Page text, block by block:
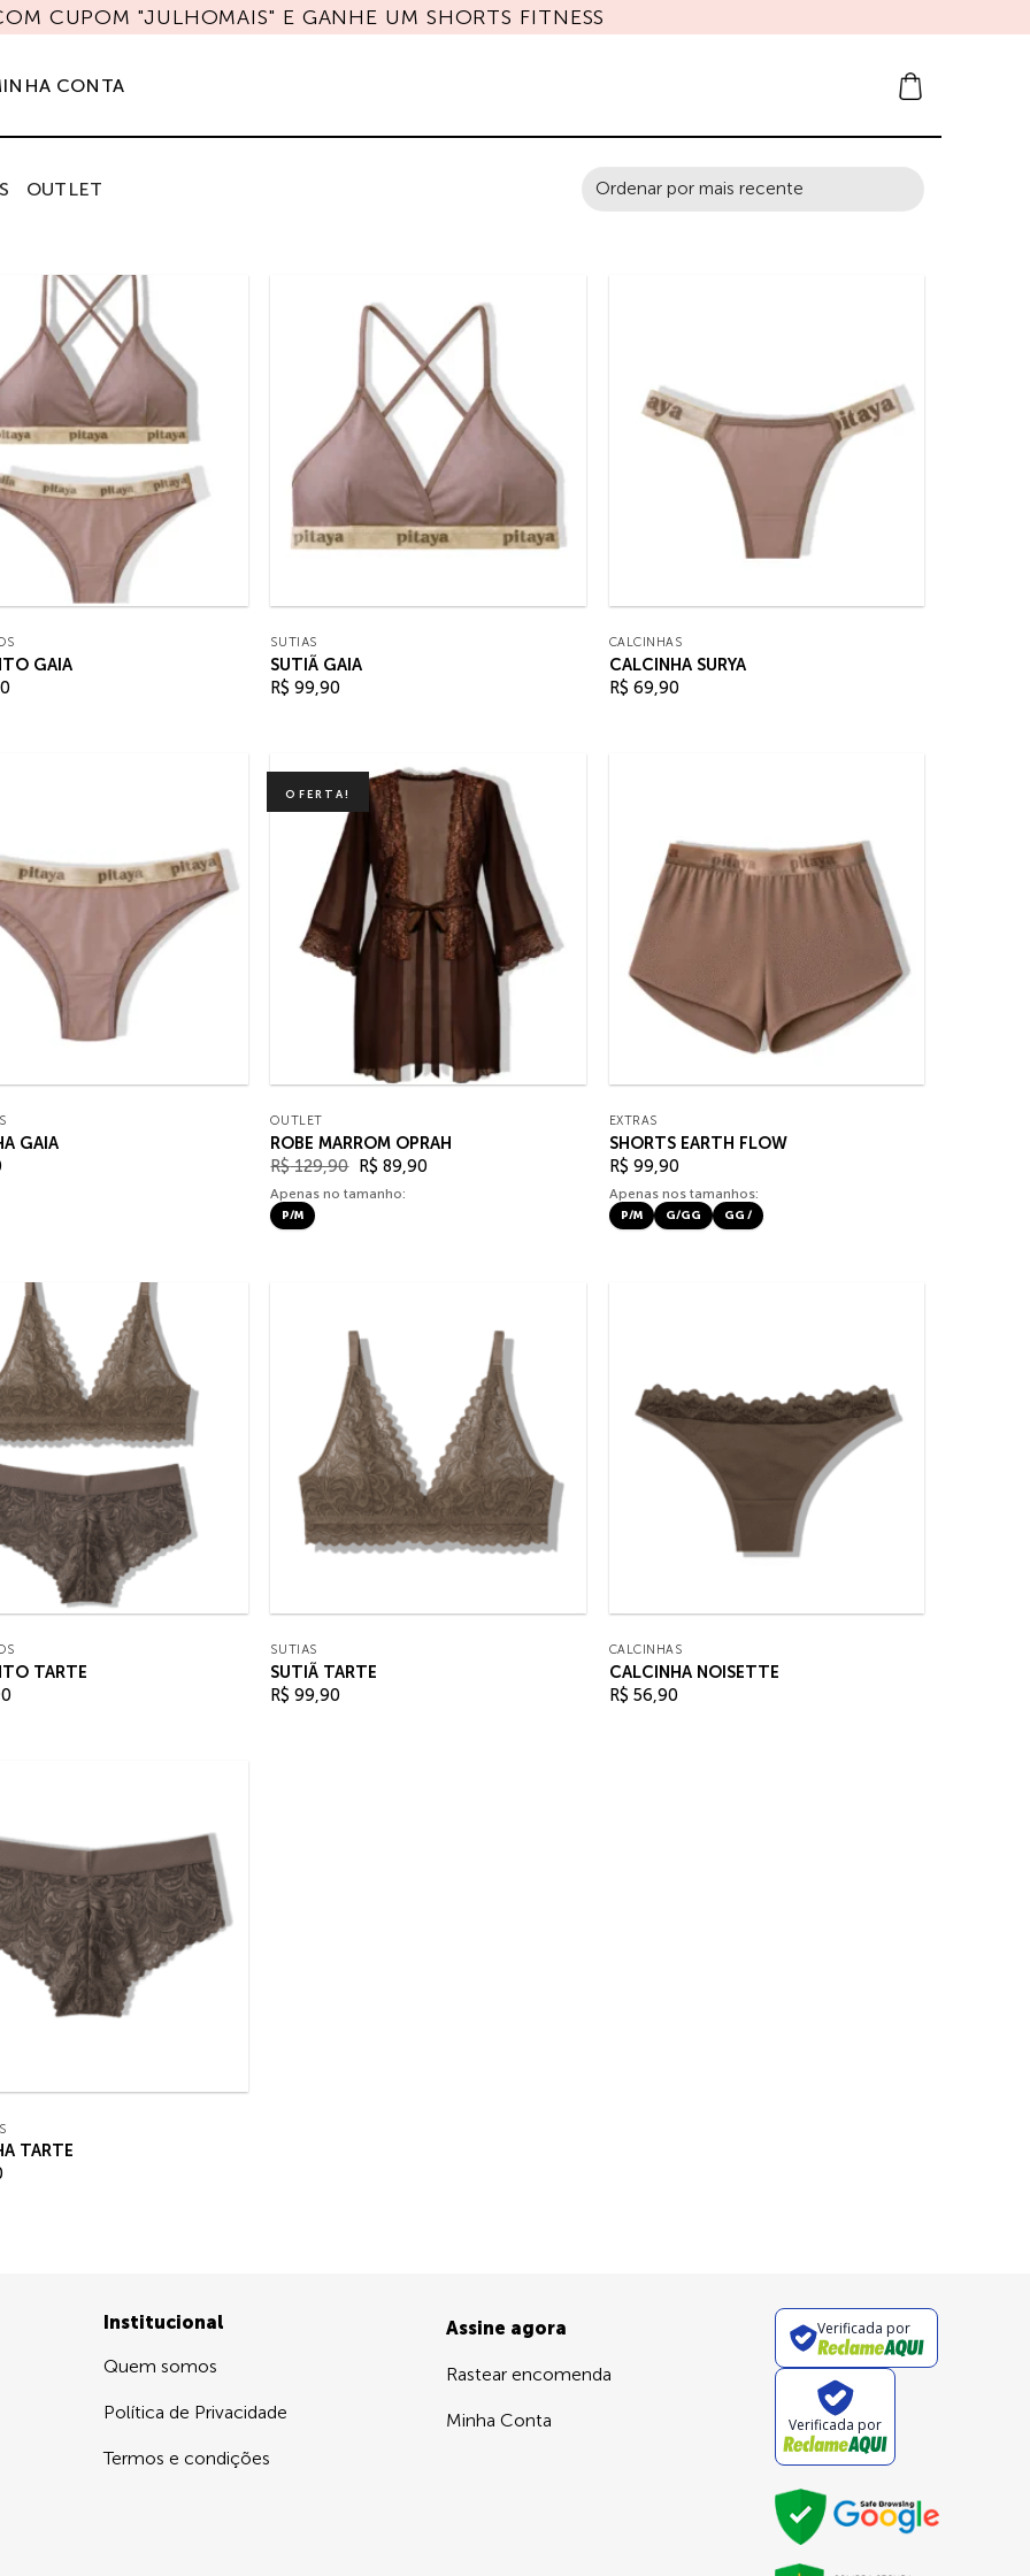
CUPOM "JULHOMAIS" E GANHE UM SHORTS FITNESS
CONTA
OUTLET
GAIA
SUTIÃS
SUTIÃ GAIA
R$ 99,90
CALCINHAS
CALCINHA SURYA
R$ 69,90
GAIA
OFERTA!
OUTLET
ROBE MARROM OPRAH
R$129,90 O
preço
original
R$ 89,90O
Apenas no tamanho:
P/M
EXTRAS
SHORTS EARTH FLOW
R$ 99,90
Apenas nos tamanhos:
P/M G/GG GG /
TARTE
SUTIÃS
SUTIÃ TARTE
R$ 99,90
CALCINHAS
CALCINHA NOISETTE
R$ 56,90
TARTE
Institucional
Quem somos
Política de Privacidade
Termos e condições
Assine agora
Rastear encomenda
Minha Conta
Verificada por
Verificada por